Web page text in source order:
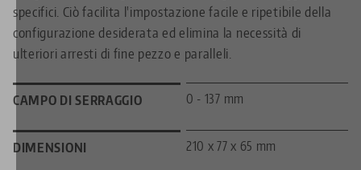
specifici. Ciò facilita l'impostazione facile e ripetibile della
configurazione desiderata ed elimina la necessità di
ulteriori arresti di fine pezzo e paralleli.
CAMPO DI SERRAGGIO 0 - 137 mm
DIMENSIONI 210 x 77 x 65 mm